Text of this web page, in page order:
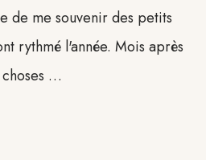
de me souvenir des petits
rythmé l'année. Mois après
…